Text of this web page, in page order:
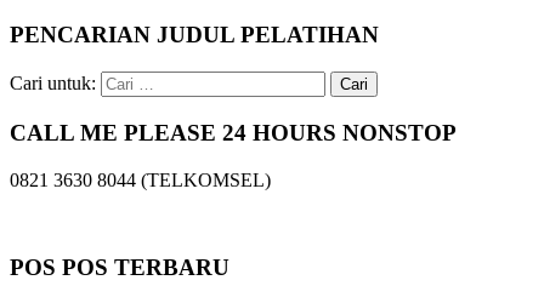
PENCARIAN JUDUL PELATIHAN
Cari untuk:
CALL ME PLEASE 24 HOURS NONSTOP
0821 3630 8044 (TELKOMSEL)
POS POS TERBARU